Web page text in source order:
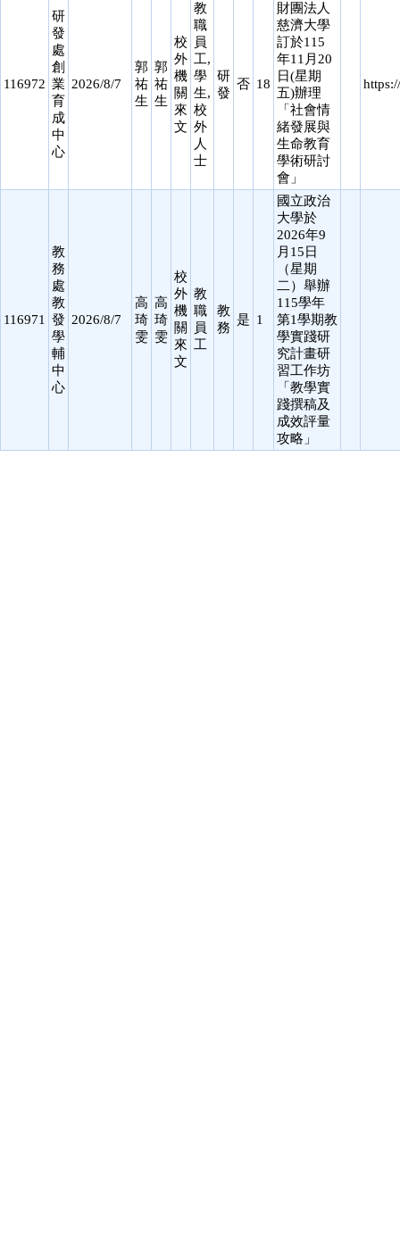
116972
研
發
處
創
業
育
成
中
心
2026/8/7
郭
祐
生
郭
祐
生
校
外
機
關
來
文
教
職
員
工,
學
生,
校
外
人
士
研
發
否 18
財團法人
慈濟大學
訂於115
年11月20
日(星期
五)辦理
「社會情
緒發展與
生命教育
學術研討
會」
116971
教
務
處
教
發
學
輔
中
心
2026/8/7
高
琦
雯
高
琦
雯
校
外
機
關
來
文
教
職
員
工
教
務
是 1
國立政治
大學於
2026年9
月15日
（星期
二）舉辦
115學年
第1學期教
學實踐研
究計畫研
習工作坊
「教學實
踐撰稿及
成效評量
攻略」